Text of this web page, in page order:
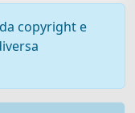
copyright e